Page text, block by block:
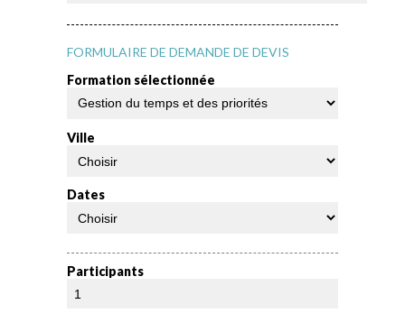
FORMULAIRE DE DEMANDE DE DEVIS
Formation sélectionnée
Ville
Dates
Participants